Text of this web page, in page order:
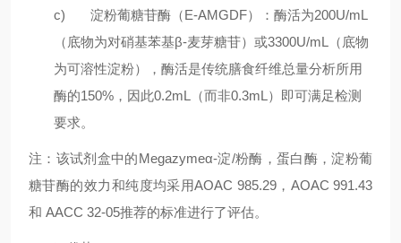
c) 淀粉葡糖苷酶（E-AMGDF）：酶活为200U/mL
（底物为对硝基苯基β-麦芽糖苷）或3300U/mL
（底物
为可溶性淀粉），酶活是传统膳食纤维总量分析所用
酶的150% ，因此0.2mL （而非0.3mL ）即可满足检测
要求。
注：该试剂盒中的Megazymeα-淀/粉酶，蛋白酶，淀粉葡
糖苷酶的效力和纯度均采用AOAC 985.29， AOAC 991.43
和 AACC 32-05推荐的标准进行了评估。